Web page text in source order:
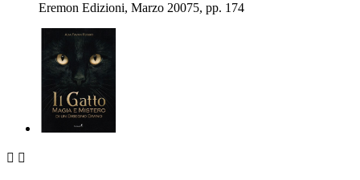
Eremon Edizioni, Marzo 20075, pp. 174
 